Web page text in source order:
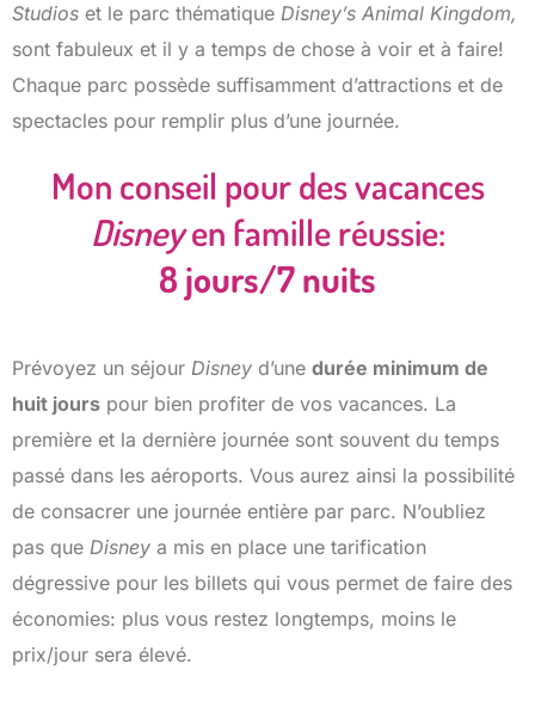
Studios et le parc thématique Disney’s Animal Kingdom,
sont fabuleux et il y a temps de chose à voir et à faire!
Chaque parc possède suffisamment d’attractions et de
spectacles pour remplir plus d’une journée.
Mon conseil pour des vacances
Disneyen famille réussie:
8 jours/7 nuits
Prévoyez un séjour Disney d’une durée minimum de
huit jours pour bien profiter de vos vacances. La
première et la dernière journée sont souvent du temps
passé dans les aéroports. Vous aurez ainsi la possibilité
de consacrer une journée entière par parc. N’oubliez
pas que Disney a mis en place une tarification
dégressive pour les billets qui vous permet de faire des
économies: plus vous restez longtemps, moins le
prix/jour sera élevé.